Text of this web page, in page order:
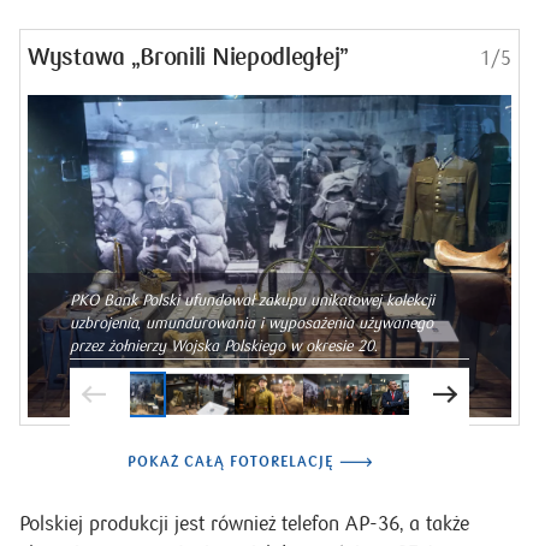
PKO Bank Polski ufundował zakupu unikatowej kolekcji
uzbrojenia, umundurowania i wyposażenia używanego
przez żołnierzy Wojska Polskiego w okresie 20.
POKAŻ CAŁĄ FOTORELACJĘ
skrzynia z wyposażenia wojsk łączności wz. 37-Ł,
pozyskanych dla MWP zabytków.